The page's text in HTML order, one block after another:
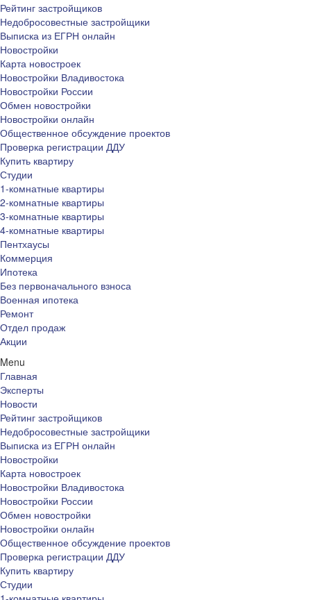
Рейтинг застройщиков
Недобросовестные застройщики
Выписка из ЕГРН онлайн
Новостройки
Карта новостроек
Новостройки Владивостока
Новостройки России
Обмен новостройки
Новостройки онлайн
Общественное обсуждение проектов
Проверка регистрации ДДУ
Купить квартиру
Студии
1-комнатные квартиры
2-комнатные квартиры
3-комнатные квартиры
4-комнатные квартиры
Пентхаусы
Коммерция
Ипотека
Без первоначального взноса
Военная ипотека
Ремонт
Отдел продаж
Акции
Menu
Главная
Эксперты
Новости
Рейтинг застройщиков
Недобросовестные застройщики
Выписка из ЕГРН онлайн
Новостройки
Карта новостроек
Новостройки Владивостока
Новостройки России
Обмен новостройки
Новостройки онлайн
Общественное обсуждение проектов
Проверка регистрации ДДУ
Купить квартиру
Студии